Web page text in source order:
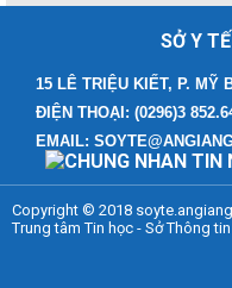
tiến bộ trong tiếp cận, điều
TUẦN LỄ THẾ GIỚI
Thông điệp phòng,
Những điểm mới trong
năm 2023
SỞ Y
15 LÊ TRIỆU KIẾT, P. MỸ
ĐIỆN THOẠI: (0296)3
EMAIL:
Copyright © 2018
Trung tâm Tin học - Sở Thông